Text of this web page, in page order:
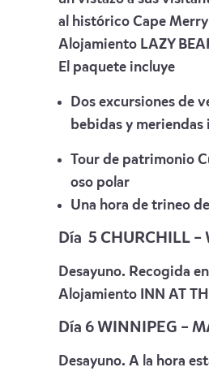
al histórico Cape
Alojamiento LAZY
El paquete incluye
Dos excursiones de
bebidas y meriendas
Tour de patrimonio
oso polar
Una hora de trineo
Día 5 CHURCHILL –
Desayuno. Recogida
Alojamiento
INN AT
Día 6 WINNIPEG –
Desayuno. A la hora